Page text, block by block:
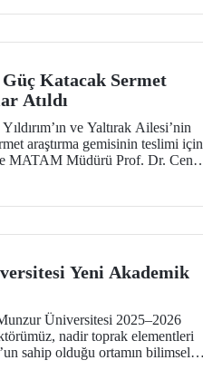
Katacak Sermet
Atıldı
ve Yaltırak Ailesi’nin
araştırma gemisinin teslimi için
MATAM Müdürü Prof. Dr. Cenk
Yeni Akademik
Üniversitesi 2025–2026
nadir toprak elementleri
sahip olduğu ortamın bilimsel